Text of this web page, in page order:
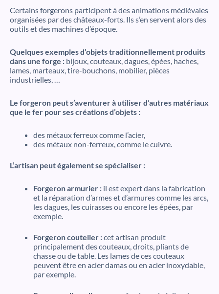
Certains forgerons participent à des animations médiévales
organisées par des châteaux-forts. Ils s’en servent alors des
outils et des machines d’époque.
Quelques exemples d’objets traditionnellement produits
dans une forge : bijoux, couteaux, dagues, épées, haches,
lames, marteaux, tire-bouchons, mobilier, pièces
industrielles, …
Le forgeron peut s’aventurer à utiliser d’autres matériaux
que le fer pour ses créations d’objets :
des métaux ferreux comme l’acier,
des métaux non-ferreux, comme le cuivre.
L’artisan peut également se spécialiser :
Forgeron armurier : il est expert dans la fabrication
et la réparation d’armes et d’armures comme les arcs,
les dagues, les cuirasses ou encore les épées, par
exemple.
Forgeron coutelier :cet artisan produit
principalement des couteaux, droits, pliants de
chasse ou de table. Les lames de ces couteaux
peuvent être en acier damas ou en acier inoxydable,
par exemple.